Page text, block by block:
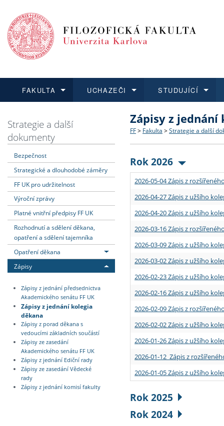
FAKULTA
Dozvědět se více
Struktura a historie
Strategie a další
Podpora a benefity pro
Absolventi fakulty
UCHAZEČI
Podat přihlášku
Co studovat a jak se
Učitelské studijní
Informace k průběhu
STUDUJÍCÍ
Dozvědět se více
Bakalářské a magisterské
Doktorské studium
Rigorózní řízení
Dozvědět se více
O vědě a výzkumu na FF
Akademické kvalifikace
Granty a projekty
Dozvědět se více
Aktuální nabídky a
Vyjíždějící studenti
Přijíždějící studenti
Vyjíždějící zaměstnanci
Strategie a další
dokumenty
Bezpečnost
Strategické a dlouhodobé záměry
FF UK pro udržitelnost
Výroční zprávy
Platné vnitřní předpisy FF UK
Rozhodnutí a sdělení děkana,
opatření a sdělení tajemníka
Opatření děkana
Zápisy
Zápisy z jednání předsednictva
Akademického senátu FF UK
Zápisy z jednání kolegia
děkana
Zápisy z porad děkana s
vedoucími základních součástí
Zápisy ze zasedání
Akademického senátu FF UK
Zápisy z jednání Ediční rady
Zápisy ze zasedání Vědecké
rady
Zápisy z jednání komisí fakulty
Zápisy z jednání
FF > Fakulta > Strategie a další
Rok 2026
2026-05-04 Zápis z
2026-04-27 Zápis z užšího
2026-04-20 Zápis z užšího
2026-03-16 Zápis z
2026-03-09 Zápis z užšího
2026-03-02 Zápis z užšího
2026-02-23 Zápis z užšího
2026-02-16 Zápis z užšího
2026-02-09 Zápis z
2026-02-02 Zápis z užšího
2026-01-26 Zápis z užšího
2026-01-12 Zápis z
2026-01-05 Zápis z užšího
Rok 2025
Rok 2024